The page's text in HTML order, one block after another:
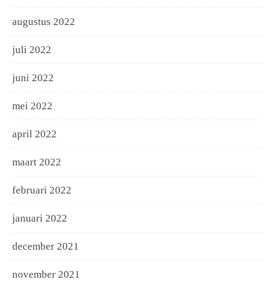
augustus 2022
juli 2022
juni 2022
mei 2022
april 2022
maart 2022
februari 2022
januari 2022
december 2021
november 2021